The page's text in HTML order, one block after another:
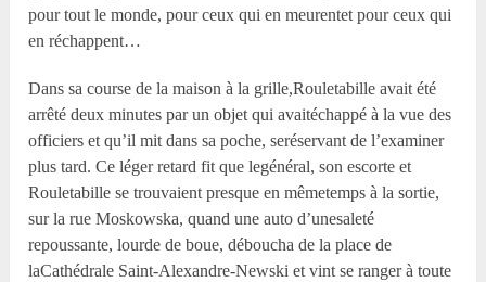
pour tout le monde, pour ceux qui en meurentet pour ceux qui
en réchappent…
Dans sa course de la maison à la grille,Rouletabille avait été
arrêté deux minutes par un objet qui avaitéchappé à la vue des
officiers et qu’il mit dans sa poche, seréservant de l’examiner
plus tard. Ce léger retard fit que legénéral, son escorte et
Rouletabille se trouvaient presque en mêmetemps à la sortie,
sur la rue Moskowska, quand une auto d’unesaleté
repoussante, lourde de boue, déboucha de la place de
laCathédrale Saint-Alexandre-Newski et vint se ranger à toute